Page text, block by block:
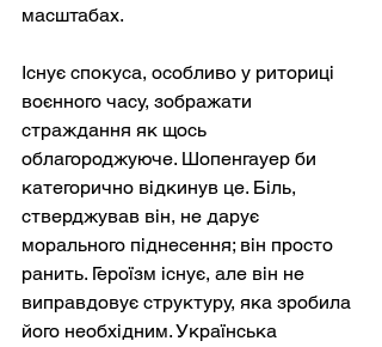
масштабах.
Існує спокуса, особливо у риториці
воєнного часу, зображати
страждання як щось
облагороджуюче. Шопенгауер би
категорично відкинув це. Біль,
стверджував він, не дарує
морального піднесення; він просто
ранить. Героїзм існує, але він не
виправдовує структуру, яка зробила
його необхідним. Українська